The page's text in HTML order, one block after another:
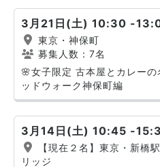
3月21日(土) 10:30 -
東京・神保町
募集人数：7名
🌸女子限定 古本屋とカレー
ッドウォーク神保町編
3月14日(土) 10:45 -
【現在２名】東京・新橋
リッジ